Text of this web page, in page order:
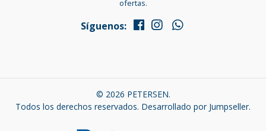
ofertas.
Síguenos:
© 2026 PETERSEN.
Todos los derechos reservados. Desarrollado por Jumpseller.